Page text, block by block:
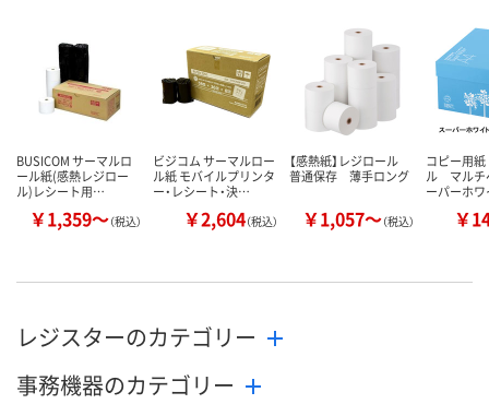
カゴへ カ
BUSICOM サーマルロ
ール紙(感熱レジロー
ル)レシート用…
￥1,359～（税込）
ビジコム サーマルロー
ル紙 モバイルプリンタ
ー・レシート・決…
￥2,604（税込）
【感熱紙】レジロール
普通保存 薄手ロング
￥1,057～（税込）
コピー用
ル マルチ
ーパーホワ
￥
レジスターのカテゴリー
事務機器のカテゴリー